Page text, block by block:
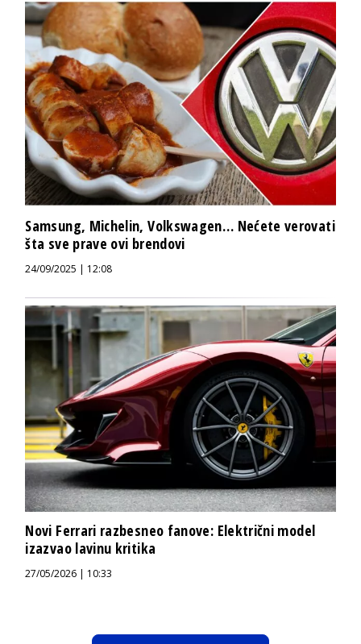
Samsung, Michelin, Volkswagen… Nećete verovati
šta sve prave ovi brendovi
24/09/2025 | 12:08
Novi Ferrari razbesneo fanove: Električni model
izazvao lavinu kritika
27/05/2026 | 10:33